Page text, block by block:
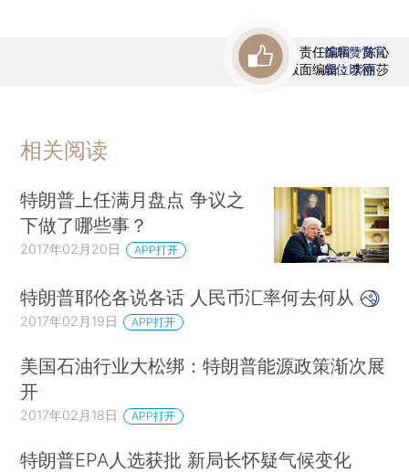
责任编辑：陈沁
版面编辑：李丽莎
首席赞赏官
虚位以待
相关阅读
特朗普上任满月盘点 争议之
下做了哪些事？
2017年02月20日 APP打开
特朗普耶伦各说各话 人民币汇率何去何从
2017年02月19日 APP打开
美国石油行业大松绑：特朗普能源政策渐次展
开
2017年02月18日 APP打开
特朗普EPA人选获批 新局长怀疑气候变化